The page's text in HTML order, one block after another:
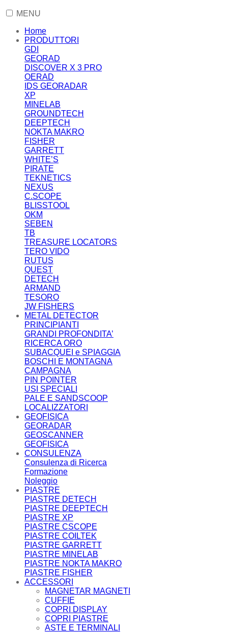
MENU
Home
PRODUTTORI
GDI
GEORAD
DISCOVER X 3 PRO
OERAD
IDS GEORADAR
XP
MINELAB
GROUNDTECH
DEEPTECH
NOKTA MAKRO
FISHER
GARRETT
WHITE’S
PIRATE
TEKNETICS
NEXUS
C.SCOPE
BLISSTOOL
OKM
SEBEN
TB
TREASURE LOCATORS
TERO VIDO
RUTUS
QUEST
DETECH
ARMAND
TESORO
JW FISHERS
METAL DETECTOR
PRINCIPIANTI
GRANDI PROFONDITA’
RICERCA ORO
SUBACQUEI e SPIAGGIA
BOSCHI E MONTAGNA
CAMPAGNA
PIN POINTER
USI SPECIALI
PALE E SANDSCOOP
LOCALIZZATORI
GEOFISICA
GEORADAR
GEOSCANNER
GEOFISICA
CONSULENZA
Consulenza di Ricerca
Formazione
Noleggio
PIASTRE
PIASTRE DETECH
PIASTRE DEEPTECH
PIASTRE XP
PIASTRE CSCOPE
PIASTRE COILTEK
PIASTRE GARRETT
PIASTRE MINELAB
PIASTRE NOKTA MAKRO
PIASTRE FISHER
ACCESSORI
MAGNETAR MAGNETI
CUFFIE
COPRI DISPLAY
COPRI PIASTRE
ASTE E TERMINALI